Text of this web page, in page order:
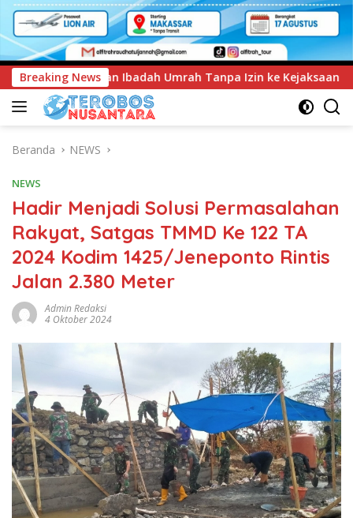
Breaking News
Tanpa Izin ke Kejaksaan UNIMEN Tambah
Beranda NEWS
NEWS
Hadir Menjadi Solusi Permasalahan
Rakyat, Satgas TMMD Ke 122 TA
2024 Kodim 1425/Jeneponto Rintis
Jalan 2.380 Meter
Admin Redaksi
4 Oktober 2024